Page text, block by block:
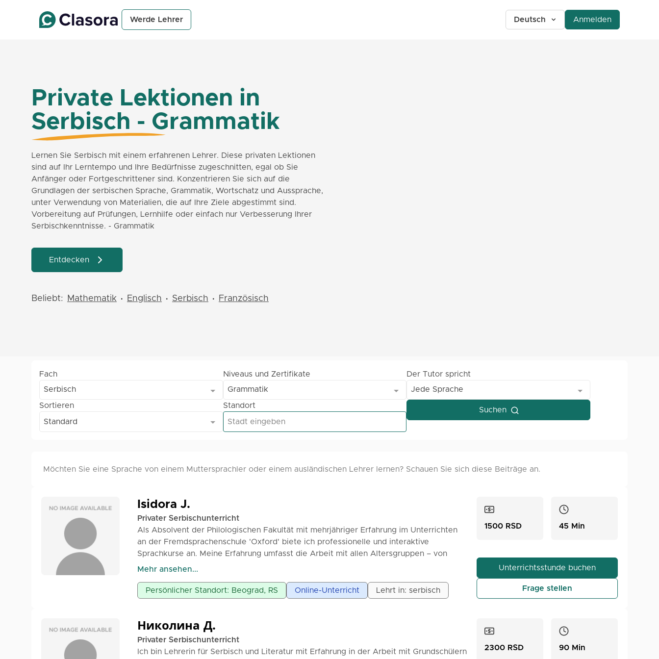
Werde Lehrer Deutsch Anmelden
Private Lektionen in
Serbisch - Grammatik
Lernen Sie Serbisch mit einem erfahrenen Lehrer. Diese privaten Lektionen
sind auf Ihr Lerntempo und Ihre Bedürfnisse zugeschnitten, egal ob Sie
Anfänger oder Fortgeschrittener sind. Konzentrieren Sie sich auf die
Grundlagen der serbischen Sprache, Grammatik, Wortschatz und Aussprache,
unter Verwendung von Materialien, die auf Ihre Ziele abgestimmt sind.
Vorbereitung auf Prüfungen, Lernhilfe oder einfach nur Verbesserung Ihrer
Serbischkenntnisse. - Grammatik
Entdecken
Beliebt: Mathematik • Englisch • Serbisch • Französisch
Fach
Serbisch
Niveaus und Zertifikate
Grammatik
Der Tutor spricht
Jede Sprache
Sortieren
Standard
Standort
Suchen
Möchten Sie eine Sprache von einem Muttersprachler oder einem ausländischen Lehrer lernen? Schauen Sie sich diese Beiträge an.
Isidora J.
Privater Serbischunterricht
Als Absolvent der Philologischen Fakultät mit mehrjähriger Erfahrung im Unterrichten
an der Fremdsprachenschule 'Oxford' biete ich professionelle und interaktive
Sprachkurse an. Meine Erfahrung umfasst die Arbeit mit allen Altersgruppen – von
Kleinkindern im Kindergarten (Lernen durch Spiel), Vorbereitung von Grund- und
Fremdsprachen für Erwachsene. Mein Angebot umfasst: Englisch und Serbisch für
Schüler: Hilfe beim Bewältigen des Schulstoffs, Vorbereitung auf Klassenarbeiten,
Italienisch und Türkisch für Erwachsene (Niveau A1/A2): Ideal für diejenigen, die die
Sprache aus Hobby- oder Reisegründen erlernen möchten. Neben den
grammatikalischen Grundlagen liegt der Fokus auch auf praktischen Phrasen und dem
Mehr ansehen...
Persönlicher Standort: Beograd, RS Online-Unterricht Lehrt in: serbisch
1500 RSD 45 Min
Unterrichtsstunde buchen
Frage stellen
Николина Д.
Privater Serbischunterricht
Ich bin Lehrerin für Serbisch und Literatur mit Erfahrung in der Arbeit mit Grundschülern
2300 RSD 90 Min